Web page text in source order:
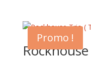
Promo !